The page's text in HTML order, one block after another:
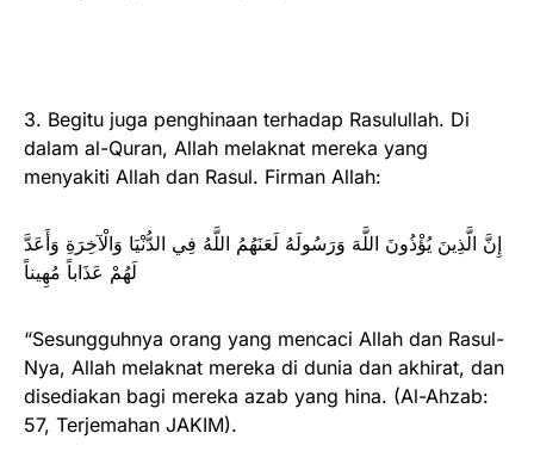
3. Begitu juga penghinaan terhadap Rasulullah. Di
dalam al-Quran, Allah melaknat mereka yang
menyakiti Allah dan Rasul. Firman Allah:
إِنَّ الَّذِينَ يُؤْذُونَ اللَّهَ وَرَسُولَهُ لَعَنَهُمُ اللَّهُ فِي الدُّنْيَا وَالْآخِرَةِ وَأَعَدَّ
لَهُمْ عَذَاباً مُهِيناً
“Sesungguhnya orang yang mencaci Allah dan Rasul-
Nya, Allah melaknat mereka di dunia dan akhirat, dan
disediakan bagi mereka azab yang hina. (Al-Ahzab:
57, Terjemahan JAKIM).